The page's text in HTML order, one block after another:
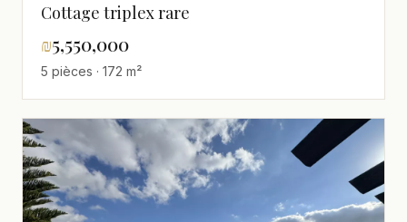
Cottage triplex rare
₪5,550,000
5 pièces · 172 m²